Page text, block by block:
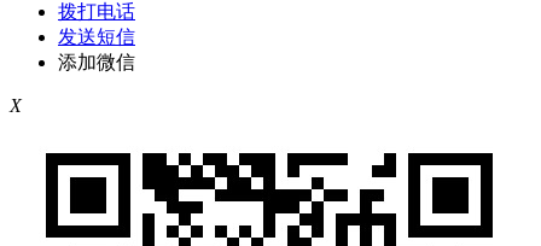
拨打电话
发送短信
添加微信
X